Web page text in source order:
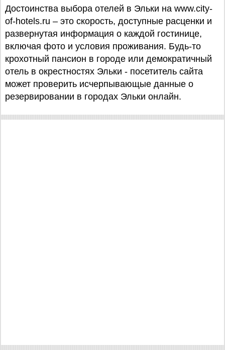
Достоинства выбора отелей в Эльки на www.city-
of-hotels.ru – это скорость, доступные расценки и
развернутая информация о каждой гостинице,
включая фото и условия проживания. Будь-то
крохотный пансион в городе или демократичный
отель в окрестностях Эльки - посетитель сайта
может проверить исчерпывающые данные о
резервировании в городах Эльки онлайн.